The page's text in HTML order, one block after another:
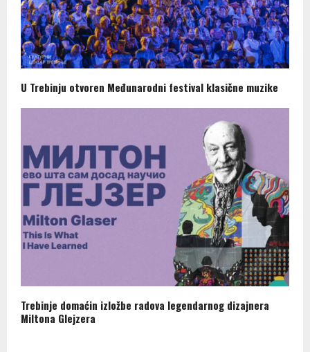
U Trebinju otvoren Međunarodni festival klasične muzike
Trebinje domaćin izložbe radova legendarnog dizajnera
Miltona Glejzera